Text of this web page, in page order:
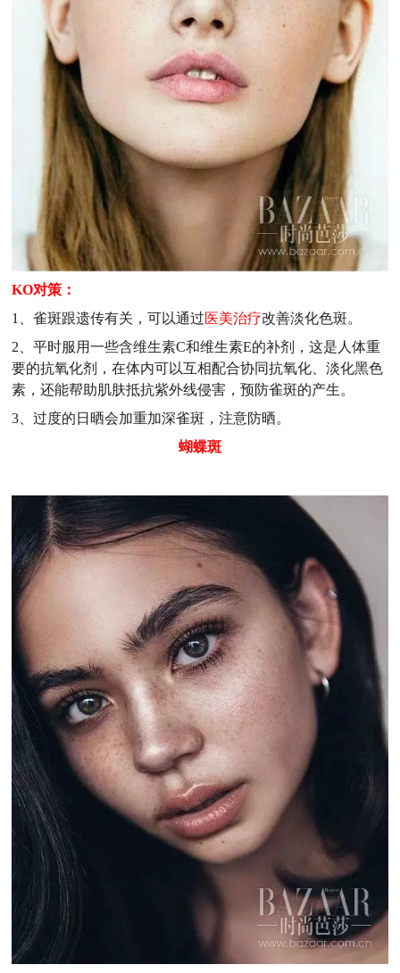
KO对策：
1、雀斑跟遗传有关，可以通过医美治疗改善淡化色斑。
2、平时服用一些含维生素C和维生素E的补剂，这是人体重
要的抗氧化剂，在体内可以互相配合协同抗氧化、淡化黑色
素，还能帮助肌肤抵抗紫外线侵害，预防雀斑的产生。
3、过度的日晒会加重加深雀斑，注意防晒。
蝴蝶斑